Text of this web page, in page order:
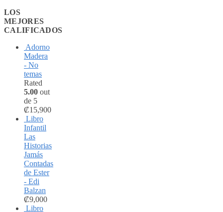
LOS
MEJORES
CALIFICADOS
Adorno
Madera
- No
temas
Rated
5.00 out
de 5
₡15,900
Libro
Infantil
Las
Historias
Jamás
Contadas
de Ester
- Edi
Balzan
₡9,000
Libro